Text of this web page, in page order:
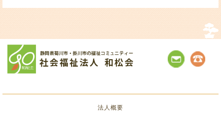
法人概要